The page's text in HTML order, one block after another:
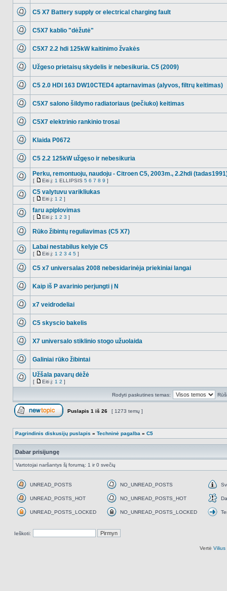
C5 X7 Battery supply or electrical charging fault
C5X7 kablio "dėžutė"
C5X7 2.2 hdi 125kW kaitinimo žvakės
Užgeso prietaisų skydelis ir nebesikuria. C5 (2009)
C5 2.0 HDI 163 DW10CTED4 aptarnavimas (alyvos, filtrų keitimas)
C5X7 salono šildymo radiatoriaus (pečiuko) keitimas
C5X7 elektrinio rankinio trosai
Klaida P0672
C5 2.2 125kW užgęso ir nebesikuria
NO_UNREAD_POSTS
Perku, remontuoju, naudoju - Citroen C5, 2003m., 2.2hdi
[
Eiti
į
Eiti į: 1 ELLIPSIS 5 6 7 8 9 ]
NO_UNREAD_POSTS
C5 valytuvu varikliukas
[
Eiti
į
Eiti į: 1 2 ]
NO_UNREAD_POSTS
faru apiplovimas
[
Eiti
Eiti į: 1 2 3 ]
Rūko žibintų reguliavimas (C5 X7)
NO_UNREAD_POSTS
Labai nestabilus kelyje C5
[
Eiti
Eiti į: 1 2 3 4 5 ]
C5 x7 universalas 2008 nebesidarinėja priekiniai langai
Kaip iš P avarinio perjungti į N
x7 veidrodeliai
C5 skyscio bakelis
X7 universalo stiklinio stogo užuolaida
Galiniai rūko žibintai
NO_UNREAD_POSTS
Užšala pavarų dėžė
[
Eiti
Eiti į: 1 2 ]
Rodyti paskutines temas:
Puslapis 1 iš 26 [ 1273 temų ]
Pagrindinis diskusijų puslapis » Techninė pagalba » C5
Dabar prisijungę
Vartotojai naršantys šį forumą: 1 ir 0 svečių
UNREAD_POSTS
NO_UNREAD_POSTS
UNREAD_POSTS_HOT
NO_UNREAD_POSTS_HOT
UNREAD_POSTS_LOCKED
NO_UNREAD_POSTS_LOCKED
Ieškoti:
Vertė Vilius